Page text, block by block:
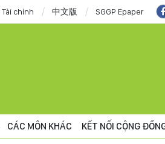
chính 中文版 SGGP Epaper
CÁC MÔN KHÁC KẾT NỐI CỘNG